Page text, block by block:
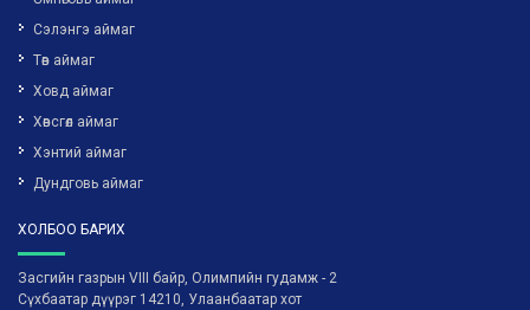
Сэлэнгэ аймаг
Төв аймаг
Ховд аймаг
Хөвсгөл аймаг
Хэнтий аймаг
Дундговь аймаг
ХОЛБОО БАРИХ
Засгийн газрын VIII байр, Олимпийн гудамж - 2
Сүхбаатар дүүрэг 14210, Улаанбаатар хот